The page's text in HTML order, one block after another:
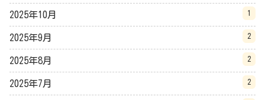
2025年10月 1
2025年9月 2
2025年8月 2
2025年7月 2